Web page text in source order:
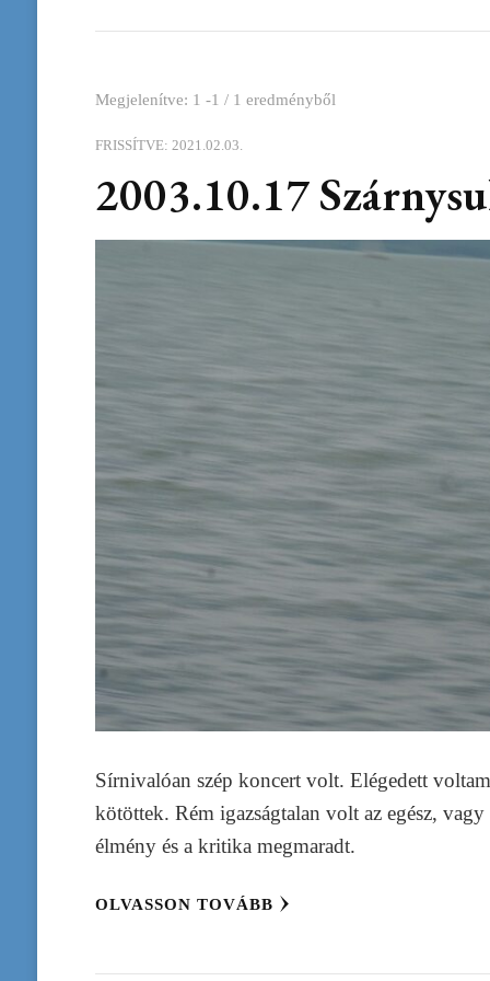
Megjelenítve: 1 -1 / 1 eredményből
FRISSÍTVE:2021.02.03.
2003.10.17
Sírnivalóan szép koncert volt. Elégedett
kötöttek. Rém igazságtalan volt az egész,
élmény és a kritika megmaradt.
OLVASSON TOVÁBB